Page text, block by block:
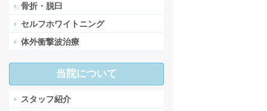
骨折・脱臼
セルフホワイトニング
体外衝撃波治療
当院について
スタッフ紹介